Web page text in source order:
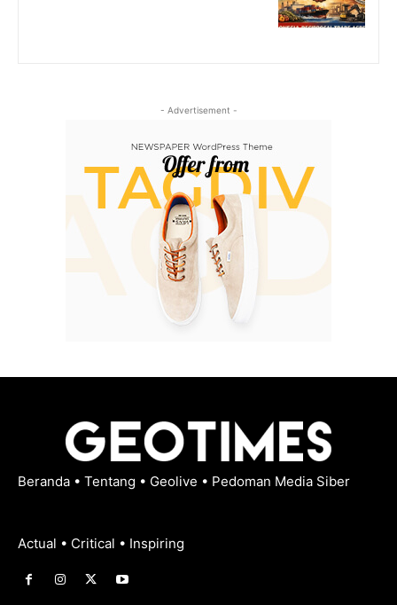
- Advertisement -
Beranda • Tentang • Geolive • Pedoman Media Siber
Actual • Critical • Inspiring